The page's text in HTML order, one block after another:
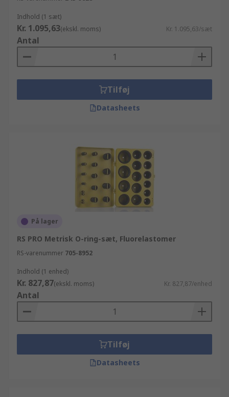
Indhold (1 sæt)
Kr. 1.095,63(ekskl. moms) Kr. 1.095,63/sæt
Antal
Tilføj
Datasheets
På lager
RS PRO Metrisk O-ring-sæt, Fluorelastomer
RS-varenummer 705-8952
Indhold (1 enhed)
Kr. 827,87(ekskl. moms) Kr. 827,87/enhed
Antal
Tilføj
Datasheets